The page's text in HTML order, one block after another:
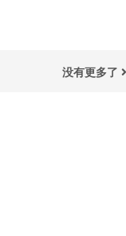
没有更多了